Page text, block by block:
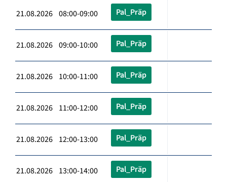
21.08.2026 08:00-09:00 Pal_Präp
21.08.2026 09:00-10:00 Pal_Präp
21.08.2026 10:00-11:00 Pal_Präp
21.08.2026 11:00-12:00 Pal_Präp
21.08.2026 12:00-13:00 Pal_Präp
21.08.2026 13:00-14:00 Pal_Präp